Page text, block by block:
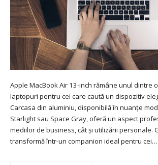
Apple MacBook Air 13-inch rămâne unul dintre
laptopuri pentru cei care caută un dispozitiv
Carcasa din aluminiu, disponibilă în nuanțe
Starlight sau Space Gray, oferă un aspect
mediilor de business, cât și utilizării personale.
transformă într-un companion ideal pentru cei…